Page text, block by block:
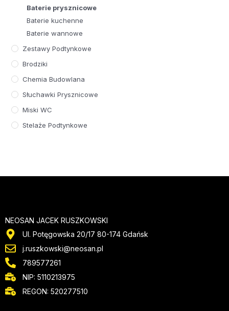
Baterie prysznicowe
Baterie kuchenne
Baterie wannowe
Zestawy Podtynkowe
Brodziki
Chemia Budowlana
Słuchawki Prysznicowe
Miski WC
Stelaże Podtynkowe
NEOSAN JACEK RUSZKOWSKI
Ul. Potęgowska 20/17 80-174 Gdańsk
j.ruszkowski@neosan.pl
789577261
NIP: 5110213975
REGON: 520277510